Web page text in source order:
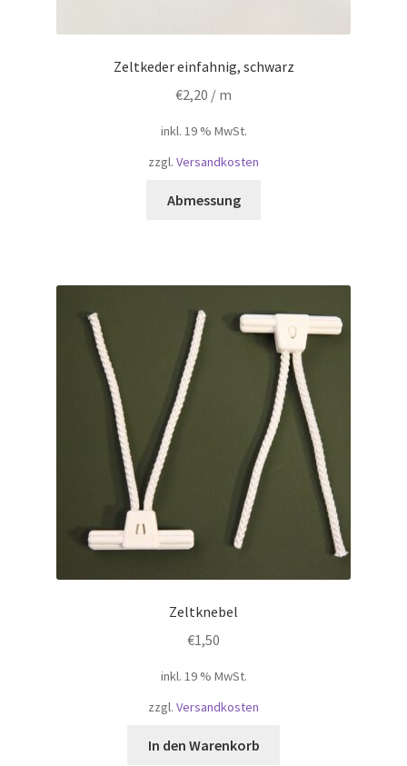
Zeltkeder einfahnig, schwarz
€2,20 / m
inkl. 19 % MwSt.
zzgl. Versandkosten
Abmessung
Zeltknebel
€1,50
inkl. 19 % MwSt.
zzgl. Versandkosten
In den Warenkorb